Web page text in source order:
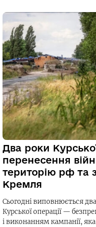
Два роки
перенесення
територію рф та
Кремля
Сьогодні виповнюється
Курської операції —
і виконанням кампанії, яка